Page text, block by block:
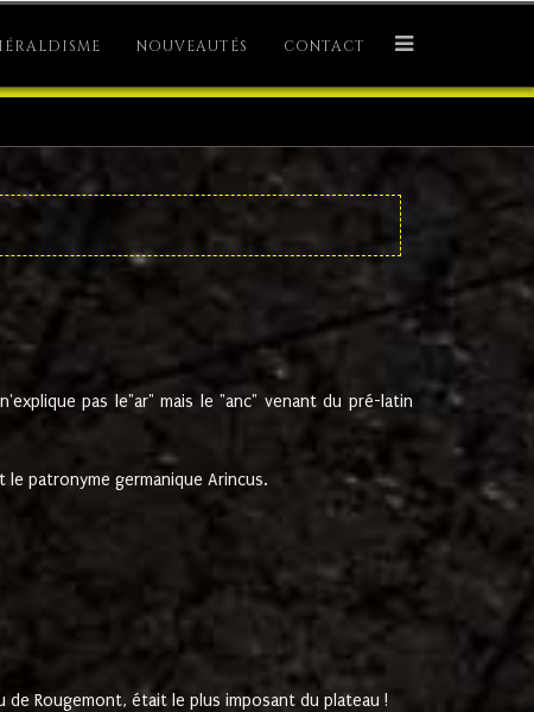
NOUVEAUTÉS CONTACT
pas le"ar" mais le "anc" venant du pré-latin
le patronyme germanique Arincus.
de Rougemont, était le plus imposant du plateau !